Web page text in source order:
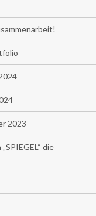
2023
die